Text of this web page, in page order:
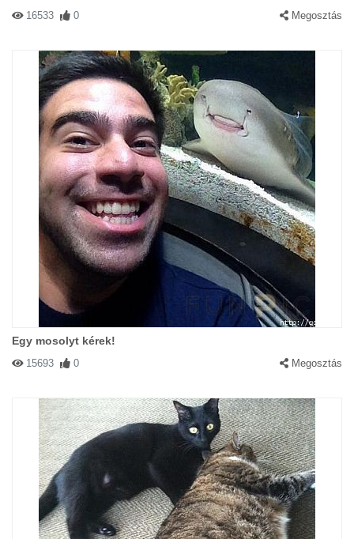
16533 0 Megosztás
Egy mosolyt kérek!
15693 0 Megosztás